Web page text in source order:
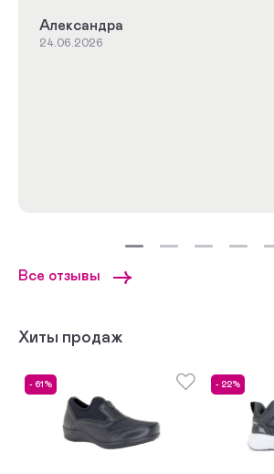
Александра
24.06.2026
Все отзывы
Хиты продаж
- 61% - 22%